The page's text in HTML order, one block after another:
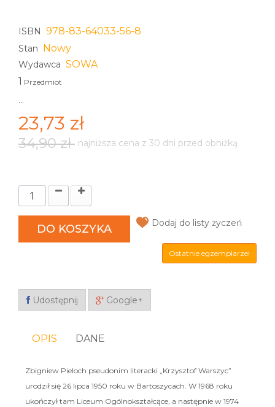
ISBN 978-83-64033-56-8
Stan Nowy
Wydawca SOWA
1 Przedmiot
...
23,73 zł
34,90 zł najniższa cena z 30 dni przed obniżką
DO KOSZYKA Dodaj do listy życzeń
Ostatnie egzemplarze!
Udostępnij Google+
OPIS DANE
Zbigniew Pieloch pseudonim literacki „Krzysztof Warszyc”
urodził się 26 lipca 1950 roku w Bartoszycach. W 1968 roku
ukończył tam Liceum Ogólnokształcące, a następnie w 1974